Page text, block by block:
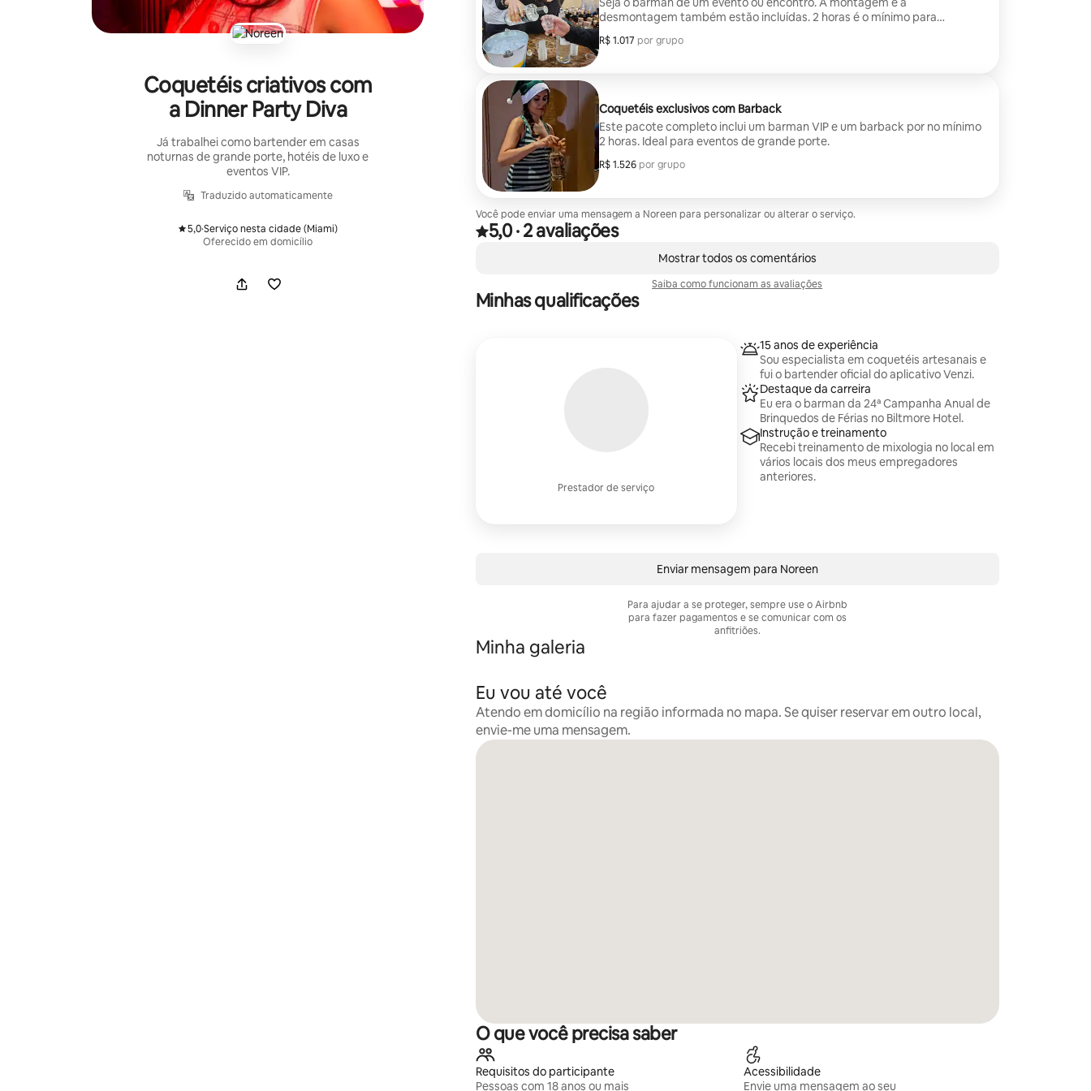
Coquetéis criativos com
a Dinner Party Diva
Já trabalhei como bartender em casas
noturnas de grande porte, hotéis de luxo e
eventos VIP.
Traduzido automaticamente
5,0
, ·Serviço nesta cidade (Miami)
Oferecido em domicílio
desmontagem também estão incluídas. 2 horas é o mínimo para
reservar.
R$ 1.017 por grupo
R$ 1.017 por grupo
Coquetéis exclusivos com Barback
Este pacote completo inclui um barman VIP e um barback por no mínimo
2 horas. Ideal para eventos de grande porte.
R$ 1.526 por grupo
R$ 1.526 por grupo
Você pode enviar uma mensagem a Noreen para personalizar ou alterar o serviço.
Avaliado com 5,0 de 5 estrelas, de um total de 2 avaliações
5,0
, ·2 avaliações
Mostrar todos os comentários
Saiba como funcionam as avaliações
Minhas qualificações
Prestador de serviço
15 anos de experiência
Sou especialista em coquetéis artesanais e
fui o bartender oficial do aplicativo Venzi.
Destaque da carreira
Eu era o barman da 24ª Campanha Anual de
Brinquedos de Férias no Biltmore Hotel.
Instrução e treinamento
Recebi treinamento de mixologia no local em
vários locais dos meus empregadores
anteriores.
Enviar mensagem para Noreen
Para ajudar a se proteger, sempre use o Airbnb
para fazer pagamentos e se comunicar com os
anfitriões.
Minha galeria
Eu vou até você
Atendo em domicílio na região informada no mapa. Se quiser reservar em outro local,
envie-me uma mensagem.
O que você precisa saber
Requisitos do participante
Pessoas com 18 anos ou mais
Acessibilidade
Envie uma mensagem ao seu